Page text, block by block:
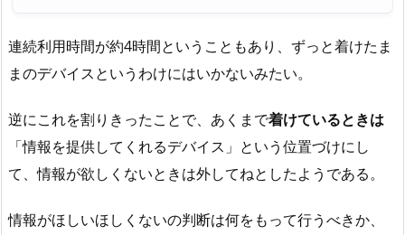
連続利用時間が約4時間ということもあり、ずっと着けたま
まのデバイスというわけにはいかないみたい。
逆にこれを割りきったことで、あくまで着けているときは
「情報を提供してくれるデバイス」という位置づけにし
て、情報が欲しくないときは外してねとしたようである。
情報がほしいほしくないの判断は何をもって行うべきか、